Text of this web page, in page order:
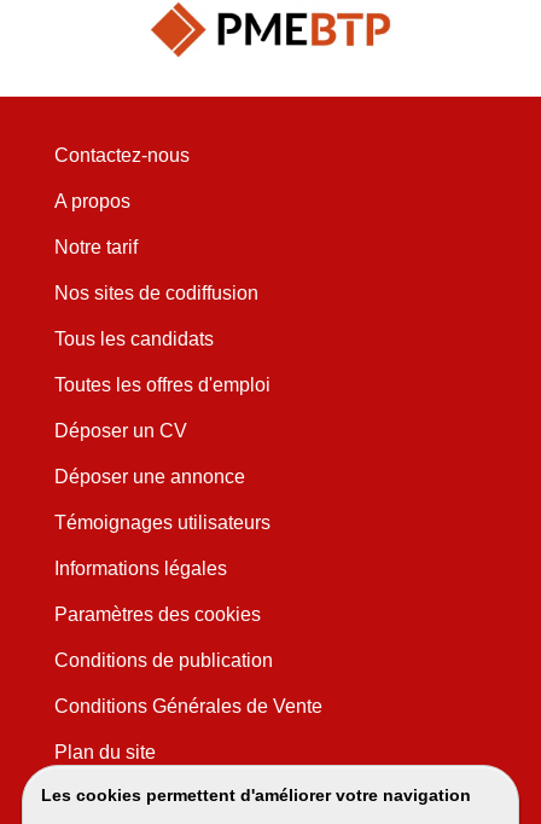
Les cookies permettent d'améliorer votre navigation
Contactez-nous
A propos
Notre tarif
Nos sites de codiffusion
Tous les candidats
Toutes les offres d'emploi
Déposer un CV
Déposer une annonce
Témoignages utilisateurs
Informations légales
Paramètres des cookies
Conditions de publication
Conditions Générales de Vente
Plan du site